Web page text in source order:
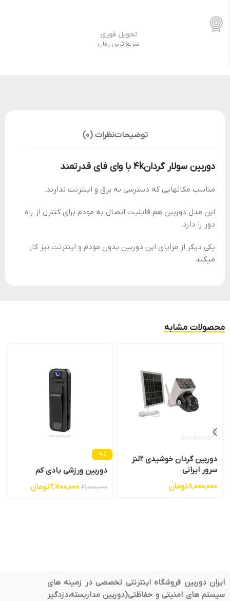
تحویل فوری
سریع ترین زمان
توضیحاتنظرات (0)
دوربین سولار گردان4k با وای فای قدرتمند
مناسب مکانهایی که دسترسی به برق و اینترنت ندارند.
این مدل دوربین هم قابلیت اتصال به مودم برای کنترل از راه
دور را دارد.
یکی دیگر از مزایای این دوربین بدون مودم و اینترنت نیز کار
میکند
محصولات مشابه
دوربین گردان خوشیدی 2لنز
سرور ایرانی
8,000,000تومان
-10%
دوربین ورزشی بادی کم
3,000,000
2,700,000تومان
ایران دوربین فروشگاه اینترنتی تخصصی در زمینه های
سیستم های امنیتی و حفاظتی(دوربین مداربسته،دزدگیر